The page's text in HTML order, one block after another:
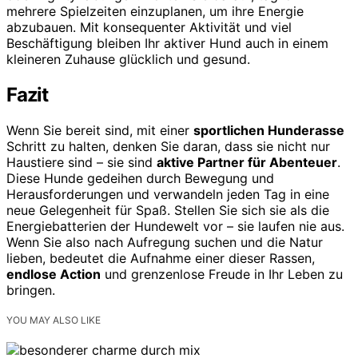
mehrere Spielzeiten einzuplanen, um ihre Energie
abzubauen. Mit konsequenter Aktivität und viel
Beschäftigung bleiben Ihr aktiver Hund auch in einem
kleineren Zuhause glücklich und gesund.
Fazit
Wenn Sie bereit sind, mit einer sportlichen Hunderasse
Schritt zu halten, denken Sie daran, dass sie nicht nur
Haustiere sind – sie sind aktive Partner für Abenteuer.
Diese Hunde gedeihen durch Bewegung und
Herausforderungen und verwandeln jeden Tag in eine
neue Gelegenheit für Spaß. Stellen Sie sich sie als die
Energiebatterien der Hundewelt vor – sie laufen nie aus.
Wenn Sie also nach Aufregung suchen und die Natur
lieben, bedeutet die Aufnahme einer dieser Rassen,
endlose Action und grenzenlose Freude in Ihr Leben zu
bringen.
YOU MAY ALSO LIKE